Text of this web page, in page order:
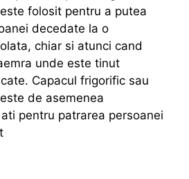
folosit pentru a putea
decedate la o
chiar si atunci cand
unde este tinut
Capacul frigorific sau
de asemenea
pentru patrarea persoanei